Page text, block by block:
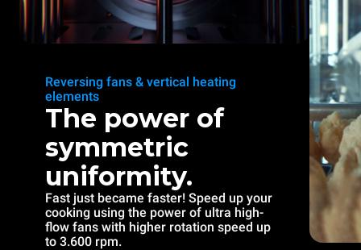
Reversing fans & vertical heating
elements
The power of
symmetric
uniformity.
Fast just became faster! Speed up your
cooking using the power of ultra high-
flow fans with higher rotation speed up
to 3.600 rpm.